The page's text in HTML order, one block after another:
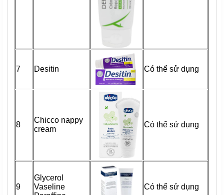
7 Desitin Có thể sử dụng
8
Chicco nappy
cream
Có thể sử dụng
9
Glycerol
Vaseline
Có thể sử dụng